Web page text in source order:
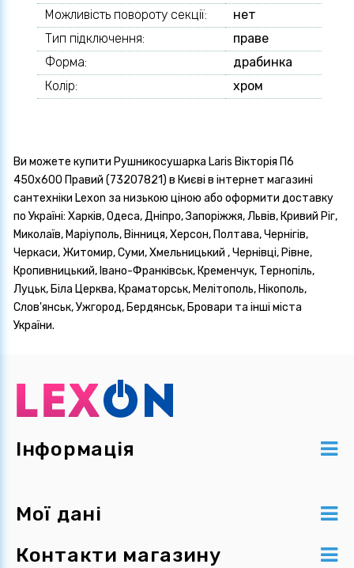
Можливість повороту секції:
нет
Тип підключення:
праве
Форма:
драбинка
Колір:
хром
Ви можете купити Рушникосушарка Laris Вікторія П6
450х600 Правий (73207821) в Києві в інтернет магазині
сантехніки Lexon за низькою ціною або оформити доставку
по Україні: Харків, Одеса, Дніпро, Запоріжжя, Львів, Кривий Ріг,
Миколаїв, Маріуполь, Вінниця, Херсон, Полтава, Чернігів,
Черкаси, Житомир, Суми, Хмельницький , Чернівці, Рівне,
Кропивницький, Івано-Франківськ, Кременчук, Тернопіль,
Луцьк, Біла Церква, Краматорськ, Мелітополь, Нікополь,
Слов'янськ, Ужгород, Бердянськ, Бровари та інші міста
України.
Інформація
Мої дані
Контакти магазину